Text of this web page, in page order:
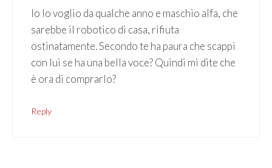
Io lo voglio da qualche anno e maschio alfa, che
sarebbe il robotico di casa, rifiuta
ostinatamente. Secondo te ha paura che scappi
con lui se ha una bella voce? Quindi mi dite che
è ora di comprarlo?
Reply